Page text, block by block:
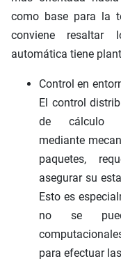
como base para la
conviene resaltar
automática tiene
Control en
El control
de cálculo
mediante
paquetes,
asegurar su
Esto es
no se
para efectuar